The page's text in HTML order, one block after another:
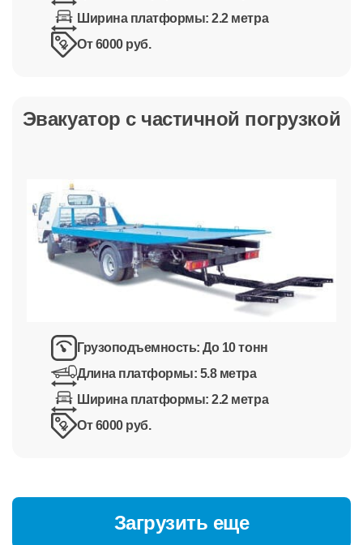
Ширина платформы:2.2 метра
От 6000 руб.
Эвакуатор с частичной погрузкой
Грузоподъемность:До 10 тонн
Длина платформы: 5.8 метра
Ширина платформы:2.2 метра
От 6000 руб.
Загрузить еще